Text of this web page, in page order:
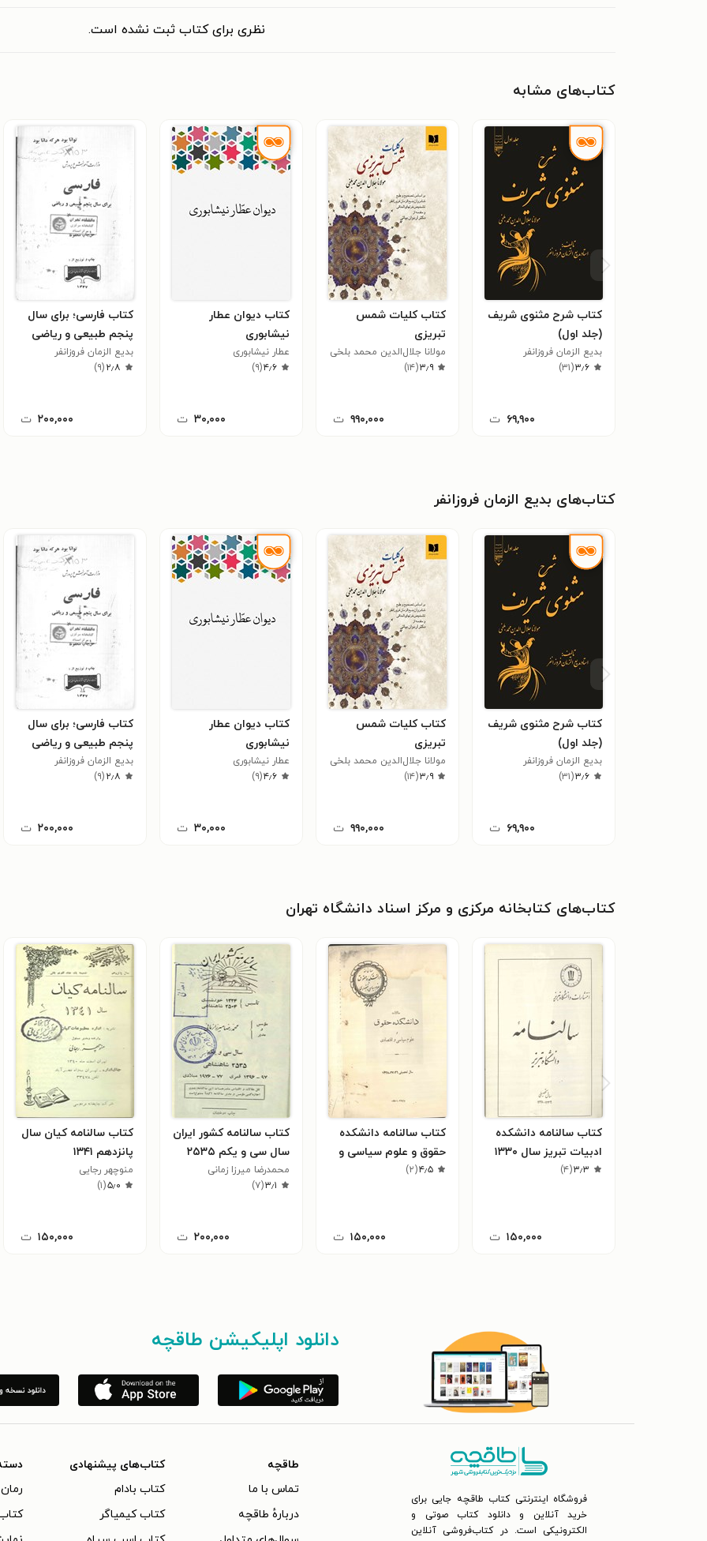
نظری برای کتاب ثبت نشده است.
کتاب‌های مشابه
کتاب شرح مثنوی شریف
(جلد اول)
بدیع الزمان فروزانفر
۳٫۶(۳۱)
۶۹,۹۰۰ ت
کتاب کلیات شمس
تبریزی
مولانا جلال‌الدین محمد بلخی
مولوی
۳٫۹(۱۴)
۹۹۰,۰۰۰ ت
کتاب دیوان عطار
نیشابوری
عطار نیشابوری
۴٫۶(۹)
۳۰,۰۰۰ ت
کتاب فارسی؛ برای سال
پنجم طبیعی و ریاضی
بدیع الزمان فروزانفر
۲٫۸(۹)
۲۰۰,۰۰۰ ت
کتاب‌های بدیع الزمان فروزانفر
کتاب شرح مثنوی شریف
(جلد اول)
بدیع الزمان فروزانفر
۳٫۶(۳۱)
۶۹,۹۰۰ ت
کتاب کلیات شمس
تبریزی
مولانا جلال‌الدین محمد بلخی
مولوی
۳٫۹(۱۴)
۹۹۰,۰۰۰ ت
کتاب دیوان عطار
نیشابوری
عطار نیشابوری
۴٫۶(۹)
۳۰,۰۰۰ ت
کتاب فارسی؛ برای سال
پنجم طبیعی و ریاضی
بدیع الزمان فروزانفر
۲٫۸(۹)
۲۰۰,۰۰۰ ت
کتاب‌های کتابخانه مرکزی و مرکز اسناد دانشگاه تهران
کتاب سالنامه دانشکده
ادبیات تبریز سال ۱۳۳۰
۳٫۳(۴)
۱۵۰,۰۰۰ ت
کتاب سالنامه دانشکده
حقوق و علوم سیاسی و
اقتصادی سال ۱۳۲۸
۴٫۵(۲)
۱۵۰,۰۰۰ ت
کتاب سالنامه کشور ایران
سال سی و یکم ۲۵۳۵
محمد‌رضا میرزا زمانی
۳٫۱(۷)
۲۰۰,۰۰۰ ت
کتاب سالنامه کیان سال
پانزدهم ۱۳۴۱
منوچهر رجایی
۵٫۰(۱)
۱۵۰,۰۰۰ ت
دانلود اپلیکیشن طاقچه
فروشگاه اینترنتی کتاب طاقچه جایی برای
خرید آنلاین و دانلود کتاب صوتی و
الکترونیکی است. در کتاب‌فروشی آنلاین
طاقچه
تماس با ما
دربارهٔ طاقچه
کتاب‌های پیشنهادی
کتاب بادام
کتاب کیمیاگر